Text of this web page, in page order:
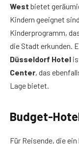
West bietet
Kindern geeignet
Kinderprogramm,
die Stadt erkunden.
Düsseldorf Hotel
Center, das
Lage bietet.
Budget-
Für Reisende, die